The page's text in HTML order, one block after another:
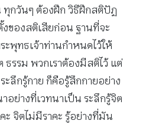
กวันๆ ต้องฝึก วิธีฝึกสติปัฏ
ของสติเสียก่อน ฐานที่จะ
ะพุทธเจ้าท่านกำหนดไว้ให้
ธรรม พวกเราต้องมีสติไว้ แต่
ลึกรู้กาย ก็คือรู้สึกกายอย่าง
อย่างที่เวทนาเป็น ระลึกรู้จิต
ะ จิตไม่มีราคะ รู้อย่างที่มัน